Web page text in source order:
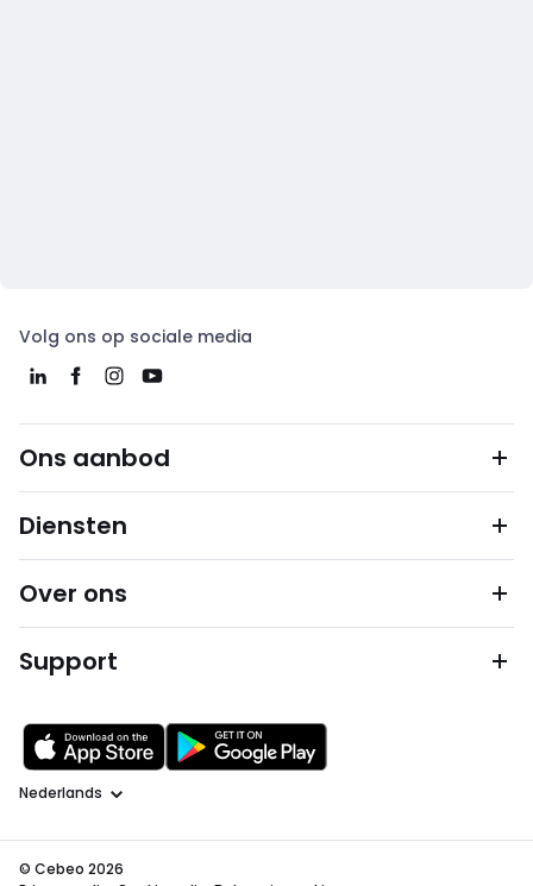
Volg ons op sociale media
Ons aanbod
Diensten
Over ons
Support
Taal
© Cebeo 2026